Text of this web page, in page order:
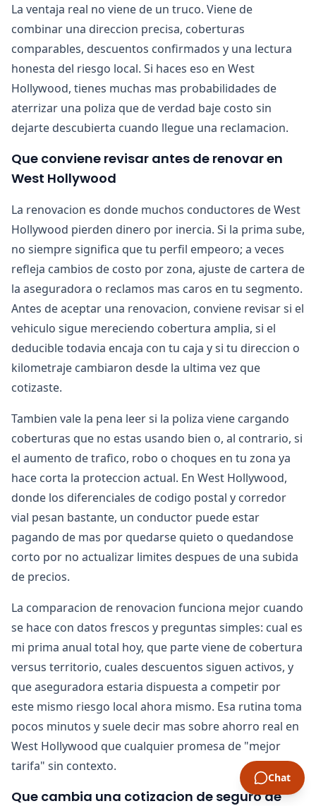
La ventaja real no viene de un truco. Viene de
combinar una direccion precisa, coberturas
comparables, descuentos confirmados y una lectura
honesta del riesgo local. Si haces eso en West
Hollywood, tienes muchas mas probabilidades de
aterrizar una poliza que de verdad baje costo sin
dejarte descubierta cuando llegue una reclamacion.
Que conviene revisar antes de renovar en
West Hollywood
La renovacion es donde muchos conductores de West
Hollywood pierden dinero por inercia. Si la prima sube,
no siempre significa que tu perfil empeoro; a veces
refleja cambios de costo por zona, ajuste de cartera de
la aseguradora o reclamos mas caros en tu segmento.
Antes de aceptar una renovacion, conviene revisar si el
vehiculo sigue mereciendo cobertura amplia, si el
deducible todavia encaja con tu caja y si tu direccion o
kilometraje cambiaron desde la ultima vez que
cotizaste.
Tambien vale la pena leer si la poliza viene cargando
coberturas que no estas usando bien o, al contrario, si
el aumento de trafico, robo o choques en tu zona ya
hace corta la proteccion actual. En West Hollywood,
donde los diferenciales de codigo postal y corredor
vial pesan bastante, un conductor puede estar
pagando de mas por quedarse quieto o quedandose
corto por no actualizar limites despues de una subida
de precios.
La comparacion de renovacion funciona mejor cuando
se hace con datos frescos y preguntas simples: cual es
mi prima anual total hoy, que parte viene de cobertura
versus territorio, cuales descuentos siguen activos, y
que aseguradora estaria dispuesta a competir por
este mismo riesgo local ahora mismo. Esa rutina toma
pocos minutos y suele decir mas sobre ahorro real en
West Hollywood que cualquier promesa de "mejor
tarifa" sin contexto.
Que cambia una cotizacion de seguro de
Chat